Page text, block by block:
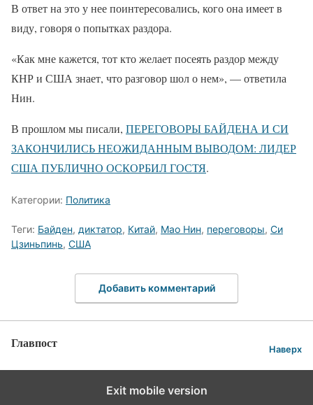
В ответ на это у нее поинтересовались, кого она имеет в
виду, говоря о попытках раздора.
«Как мне кажется, тот кто желает посеять раздор между
КНР и США знает, что разговор шол о нем», — ответила
Нин.
В прошлом мы писали, ПЕРЕГОВОРЫ БАЙДЕНА И СИ
ЗАКОНЧИЛИСЬ НЕОЖИДАННЫМ ВЫВОДОМ: ЛИДЕР
США ПУБЛИЧНО ОСКОРБИЛ ГОСТЯ.
Категории: Политика
Теги: Байден, диктатор, Китай, Мао Нин, переговоры, Си
Цзиньпинь, США
Добавить комментарий
Главпост Наверх
Exit mobile version